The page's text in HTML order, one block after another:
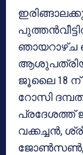
ഞായറാഴ്ച
ജൂലൈ 18 ന്
റോസി
പ്രദേശത്ത്
വക്കച്ചന്‍,
ജോണ്‍സണ്‍,